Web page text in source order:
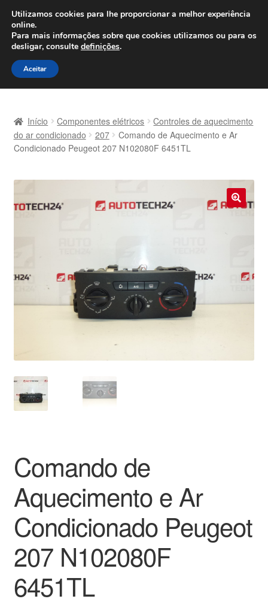
ENVIO a partir de 7 EUR
Seg-Sex, das 9h às 16h800 500 967
Ir
para
a
Saltar
para
o
Carrinho
Pagamentos
Política de Privacidade
Procedimento de Reclamação
Termos e Condições
Transporte
Início Componentes elétricos
Controles de aquecimento
do ar condicionado
207
Comando de Aquecimento e Ar
Condicionado Peugeot 207 N102080F 6451TL
Comando de
Aquecimento e Ar
Condicionado Peugeot
207 N102080F
6451TL
Utilizamos cookies para lhe proporcionar a melhor experiência
online.
Para mais informações sobre que cookies utilizamos ou para os
desligar, consulte definições.
Aceitar